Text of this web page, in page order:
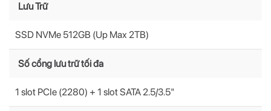
Lưu Trữ
SSD NVMe 512GB (Up Max 2TB)
Số cổng lưu trữ tối đa
1 slot PCIe (2280) + 1 slot SATA 2.5/3.5"